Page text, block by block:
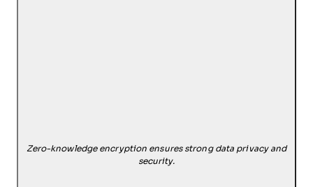
Zero-knowledge encryption ensures strong data privacy and
security.